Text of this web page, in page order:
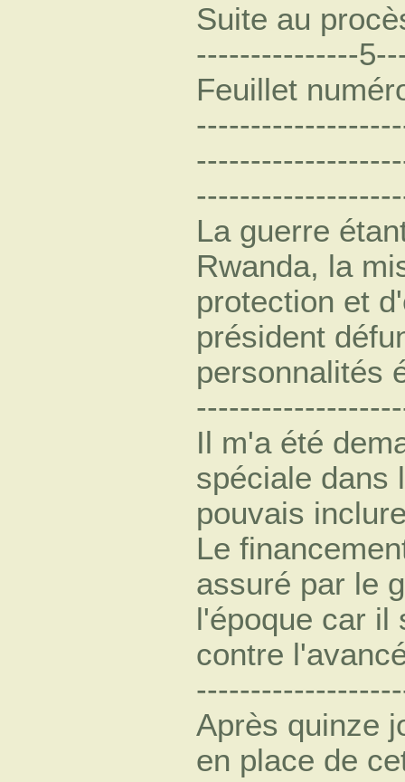
Suite au
---------------
Feuillet
La guerre
Rwanda, la
protection et
président
personnalités
Il m'a été
spéciale dans
pouvais
Le
assuré par le
l'époque car il
contre
Après quinze
en place de